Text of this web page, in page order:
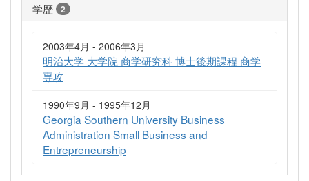
学歴 2
2003年4月 - 2006年3月
明治大学 大学院 商学研究科 博士後期課程 商学
専攻
1990年9月 - 1995年12月
Georgia Southern University Business
Administration Small Business and
Entrepreneurship